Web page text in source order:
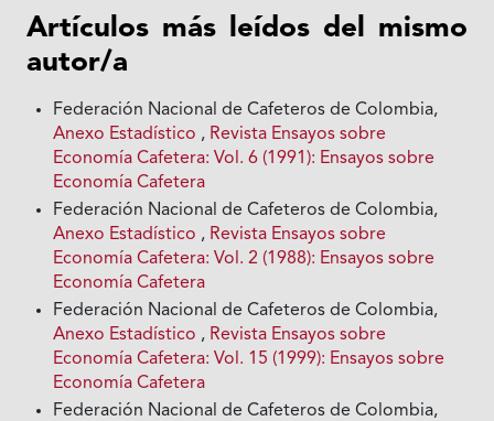
Artículos más leídos del mismo
autor/a
Federación Nacional de Cafeteros de Colombia,
Anexo Estadístico , Revista Ensayos sobre
Economía Cafetera: Vol. 6 (1991): Ensayos sobre
Economía Cafetera
Federación Nacional de Cafeteros de Colombia,
Anexo Estadístico , Revista Ensayos sobre
Economía Cafetera: Vol. 2 (1988): Ensayos sobre
Economía Cafetera
Federación Nacional de Cafeteros de Colombia,
Anexo Estadístico , Revista Ensayos sobre
Economía Cafetera: Vol. 15 (1999): Ensayos sobre
Economía Cafetera
Federación Nacional de Cafeteros de Colombia,